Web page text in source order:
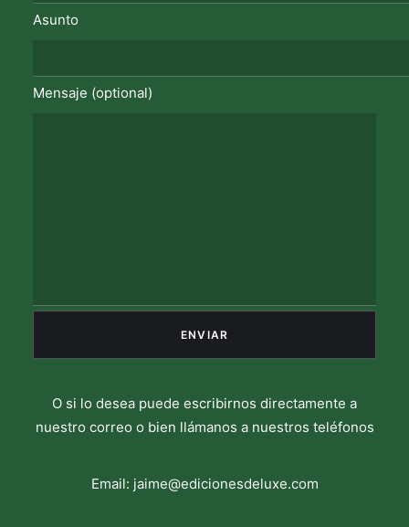
Asunto
Mensaje (optional)
O si lo desea puede escribirnos directamente a
nuestro correo o bien llámanos a nuestros teléfonos
Email: jaime@edicionesdeluxe.com